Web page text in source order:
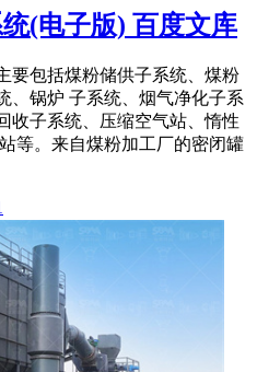
(电子版) 百度文库
要包括煤粉储供子系统、煤粉
、锅炉 子系统、烟气净化子系
收子系统、压缩空气站、惰性
等。来自煤粉加工厂的密闭罐